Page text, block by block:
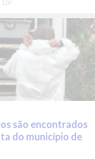
são encontrados
do município de